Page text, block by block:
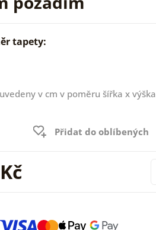
tapety:
v cm v poměru šířka x výška
Přidat do oblíbených